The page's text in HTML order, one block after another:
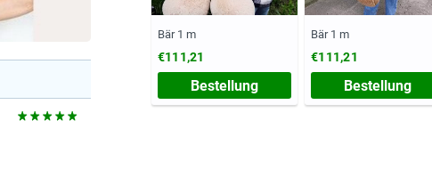
Bär 1 m
€111,21
Bestellung
Bär 1 m
€111,21
Bestellung